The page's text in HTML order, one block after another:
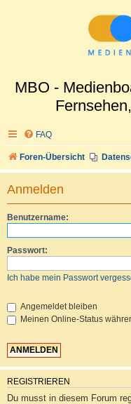
MBO -
FAQ
Foren-Übersicht
Anmelden
Benutzername:
Passwort:
Ich habe mein Passwort
Angemeldet bleiben
Meinen Online-Status
REGISTRIEREN
Du musst in diesem Forum